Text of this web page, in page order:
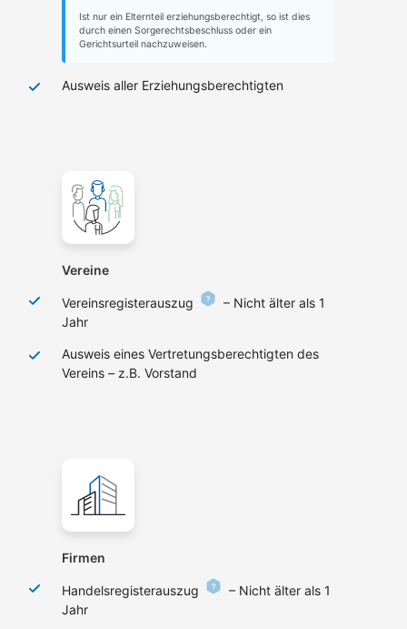
Ist nur ein Elternteil erziehungsberechtigt, so ist dies
durch einen Sorgerechtsbeschluss oder ein
Gerichtsurteil nachzuweisen.
Ausweis aller Erziehungsberechtigten
Vereine
Vereinsregisterauszug
– Nicht älter als 1
Jahr
Ausweis eines Vertretungsberechtigten des
Vereins – z.B. Vorstand
Firmen
Handelsregisterauszug
– Nicht älter als 1
Jahr